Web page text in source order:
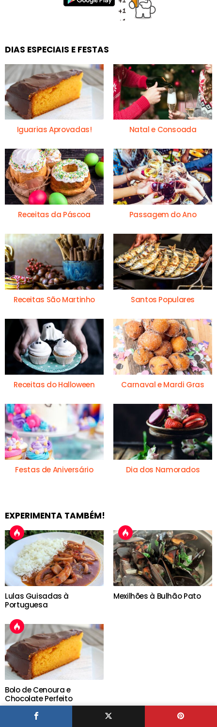
DIAS ESPECIAIS E FESTAS
Iguarias Aprovadas! Natal e Consoada
Receitas da Páscoa Passagem do Ano
Receitas São Martinho Santos Populares
Receitas do Halloween Carnaval e Mardi Gras
Festas de Aniversário Dia dos Namorados
EXPERIMENTA TAMBÉM!
Lulas Guisadas à
Portuguesa
Mexilhões à Bulhão Pato
Bolo de Cenoura e
Chocolate Perfeito